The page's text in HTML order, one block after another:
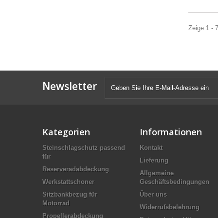
Zeige 1 -
Newsletter
Kategorien
Steinschlagschutz passend
für
Reserveradabdeckung
Werkstattschoner
Sitzbankbezug für
Motorrad
Propellerabdeckung
Informationen
Kontakt
Lieferung
Allgemeine
Geschäftsbedingungen
Über uns
Widerrufsbelehrung